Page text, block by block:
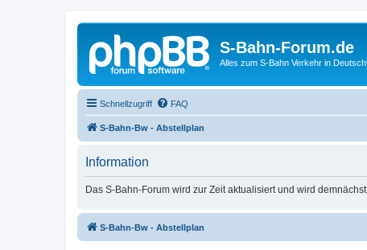
S-Bahn-Forum.de
Alles zum S-Bahn Verkehr in
Schnellzugriff FAQ
S-Bahn-Bw - Abstellplan
Information
Das S-Bahn-Forum wird zur Zeit aktualisiert und wird
S-Bahn-Bw - Abstellplan